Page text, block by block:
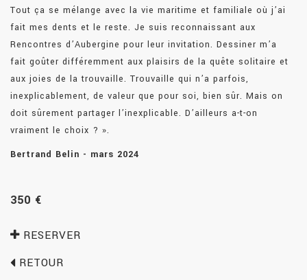
Tout ça se mélange avec la vie maritime et familiale où j’ai
fait mes dents et le reste. Je suis reconnaissant aux
Rencontres d’Aubergine pour leur invitation. Dessiner m’a
fait goûter différemment aux plaisirs de la quête solitaire et
aux joies de la trouvaille. Trouvaille qui n’a parfois,
inexplicablement, de valeur que pour soi, bien sûr. Mais on
doit sûrement partager l’inexplicable. D’ailleurs a-t-on
vraiment le choix ? ».
Bertrand Belin - mars 2024
350 €
RESERVER
RETOUR